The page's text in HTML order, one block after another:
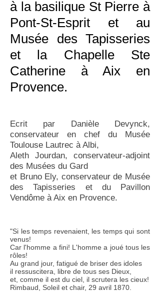
à la basilique St Pierre à
Pont-St-Esprit et au
Musée des Tapisseries
et la Chapelle Ste
Catherine à Aix en
Provence.
Ecrit par Danièle Devynck,
conservateur en chef du Musée
Toulouse Lautrec à Albi,
Aleth Jourdan, conservateur-adjoint
des Musées du Gard
et Bruno Ely, conservateur de Musée
des Tapisseries et du Pavillon
Vendôme à Aix en Provence.
"Si les temps revenaient, les temps qui sont
venus!
Car l'homme a fini! L'homme a joué tous les
rôles!
Au grand jour, fatigué de briser des idoles
il ressuscitera, libre de tous ses Dieux,
et, comme il est du ciel, il scrutera les cieux!
Rimbaud, Soleil et chair, 29 avril 1870.